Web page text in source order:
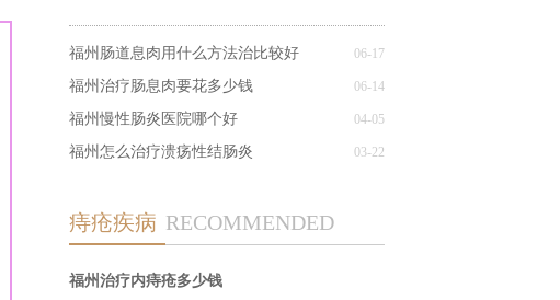
06-17
福州肠道息肉用什么方法治比较好
06-14
福州治疗肠息肉要花多少钱
04-05
福州慢性肠炎医院哪个好
03-22
福州怎么治疗溃疡性结肠炎
痔疮疾病 RECOMMENDED
福州治疗内痔疮多少钱